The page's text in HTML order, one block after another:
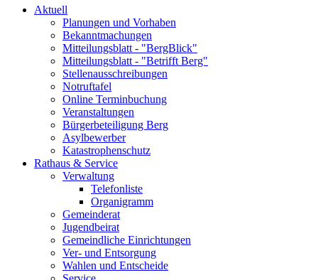
Aktuell
Planungen und Vorhaben
Bekanntmachungen
Mitteilungsblatt - "BergBlick"
Mitteilungsblatt - "Betrifft Berg"
Stellenausschreibungen
Notruftafel
Online Terminbuchung
Veranstaltungen
Bürgerbeteiligung Berg
Asylbewerber
Katastrophenschutz
Rathaus & Service
Verwaltung
Telefonliste
Organigramm
Gemeinderat
Jugendbeirat
Gemeindliche Einrichtungen
Ver- und Entsorgung
Wahlen und Entscheide